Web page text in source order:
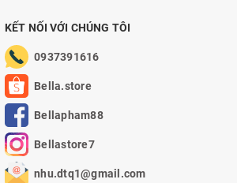
KẾT NỐI VỚI CHÚNG TÔI
0937391616
Bella.store
Bellapham88
Bellastore7
nhu.dtq1@gmail.com